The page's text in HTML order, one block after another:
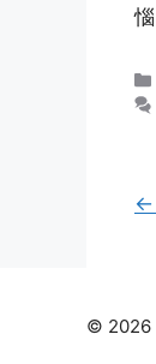
惱
←
© 2026